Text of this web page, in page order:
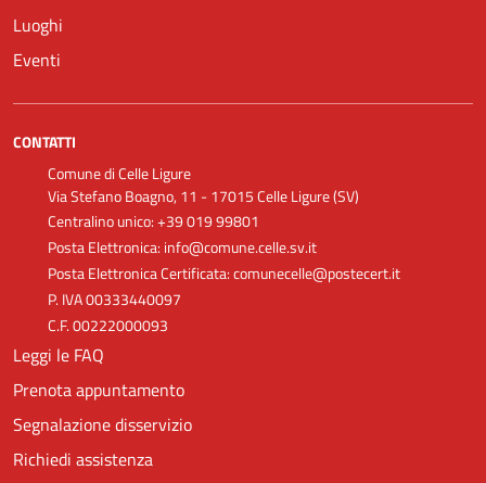
Luoghi
Eventi
CONTATTI
Comune di Celle Ligure
Via Stefano Boagno, 11 - 17015 Celle Ligure (SV)
Centralino unico: +39 019 99801
Posta Elettronica: info@comune.celle.sv.it
Posta Elettronica Certificata: comunecelle@postecert.it
P. IVA 00333440097
C.F. 00222000093
Leggi le FAQ
Prenota appuntamento
Segnalazione disservizio
Richiedi assistenza